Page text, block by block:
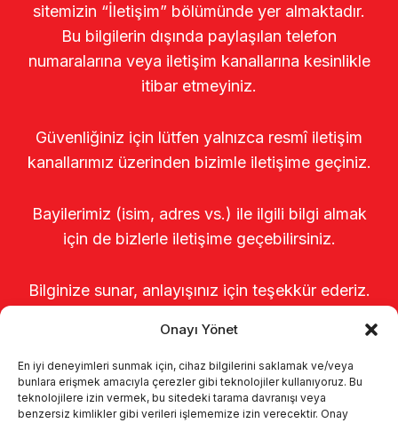
Onayı Yönet
En iyi deneyimleri sunmak için, cihaz bilgilerini saklamak ve/veya
bunlara erişmek amacıyla çerezler gibi teknolojiler kullanıyoruz. Bu
teknolojilere izin vermek, bu sitedeki tarama davranışı veya
benzersiz kimlikler gibi verileri işlememize izin verecektir. Onay
sitemizin “İletişim” bölümünde yer almaktadır.
Bu bilgilerin dışında paylaşılan telefon
numaralarına veya iletişim kanallarına kesinlikle
itibar etmeyiniz.
Güvenliğiniz için lütfen yalnızca resmî iletişim
kanallarımız üzerinden bizimle iletişime geçiniz.
Bayilerimiz (isim, adres vs.) ile ilgili bilgi almak
için de bizlerle iletişime geçebilirsiniz.
Bilginize sunar, anlayışınız için teşekkür ederiz.